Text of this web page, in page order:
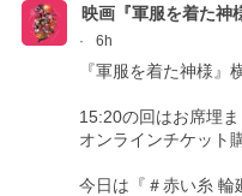
映画『軍服を着た神
·
6h
『軍服を着た神様』
15:20の回はお席埋
オンラインチケット
今日は『＃赤い糸 輪